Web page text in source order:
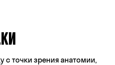
с точки зрения анатомии,